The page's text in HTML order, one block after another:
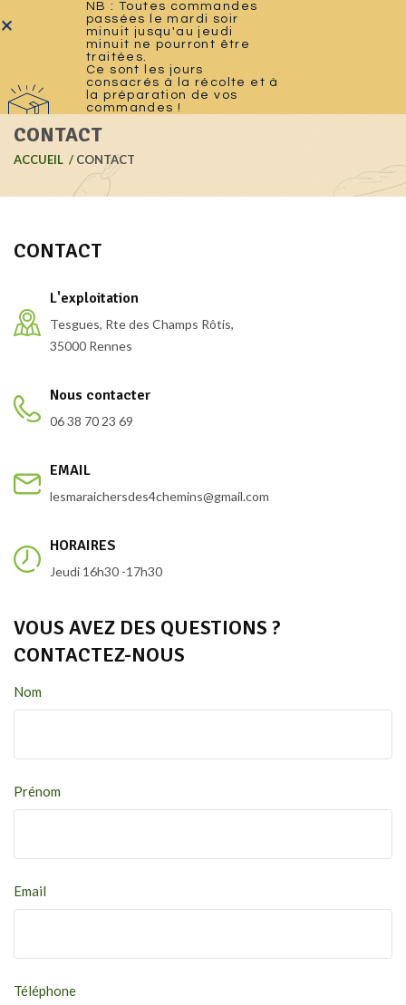
CONTACT
ACCUEIL CONTACT
CONTACT
L'exploitation
Tesgues, Rte des Champs Rôtis,
35000 Rennes
Nous contacter
06 38 70 23 69
EMAIL
lesmaraichersdes4chemins@gmail.com
HORAIRES
Jeudi 16h30 -17h30
VOUS AVEZ DES QUESTIONS ?
CONTACTEZ-NOUS
Nom
Prénom
Email
Téléphone
NB : Toutes commandes
passées le mardi soir
minuit jusqu'au jeudi
minuit ne pourront être
traitées.
Ce sont les jours
consacrés à la récolte et à
la préparation de vos
commandes !